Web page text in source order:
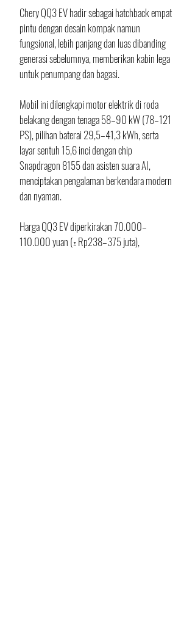
Chery QQ3 EV hadir sebagai hatchback empat
pintu dengan desain kompak namun
fungsional, lebih panjang dan luas dibanding
generasi sebelumnya, memberikan kabin lega
untuk penumpang dan bagasi.
Mobil ini dilengkapi motor elektrik di roda
belakang dengan tenaga 58–90 kW (78–121
PS), pilihan baterai 29,5–41,3 kWh, serta
layar sentuh 15,6 inci dengan chip
Snapdragon 8155 dan asisten suara AI,
menciptakan pengalaman berkendara modern
dan nyaman.
Harga QQ3 EV diperkirakan 70.000–
110.000 yuan (± Rp238–375 juta),